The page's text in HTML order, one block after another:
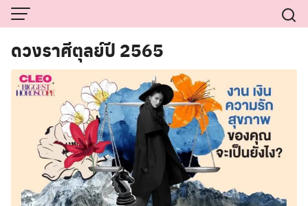
Skip
to
ดวงราศีตุลย์ปี 2565